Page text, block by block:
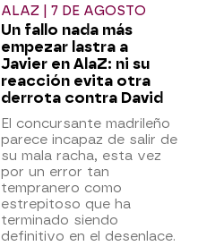
ALAZ | 7 DE AGOSTO
Un fallo nada más
empezar lastra a
Javier en AlaZ: ni su
reacción evita otra
derrota contra David
El concursante madrileño
parece incapaz de salir de
su mala racha, esta vez
por un error tan
tempranero como
estrepitoso que ha
terminado siendo
definitivo en el desenlace.